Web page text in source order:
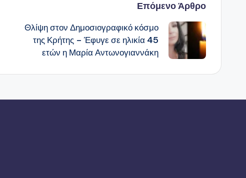
Επόμενο Άρθρο
Θλίψη στον Δημοσιογραφικό κόσμο
της Κρήτης – Έφυγε σε ηλικία 45
ετών η Μαρία Αντωνογιαννάκη